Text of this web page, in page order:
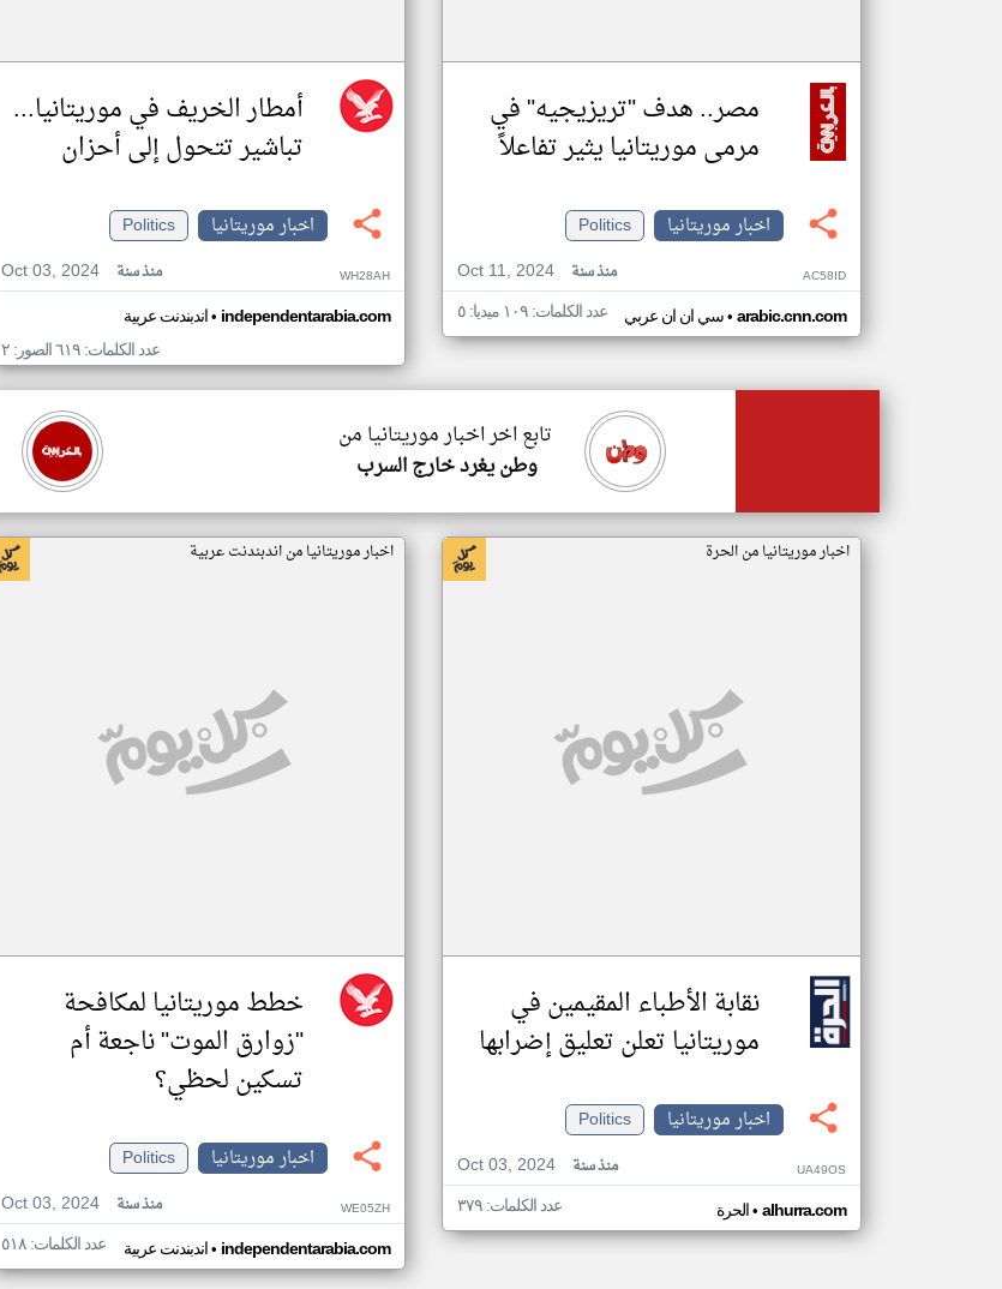
مصر.. هدف "تريزيجيه" في
مرمى موريتانيا يثير تفاعلاً
اخبار موريتانيا
Politics
Oct 11, 2024
منذ سنة AC58ID
سي ان ان عربي• arabic.cnn.com عدد الكلمات: ١٠٩ ميديا: ٥
أمطار الخريف في موريتانيا...
تباشير تتحول إلى أحزان
اخبار موريتانيا
Politics
Oct 03, 2024
منذ سنة WH28AH
اندبندنت عربية• independentarabia.com
عدد الكلمات: ٦١٩ الصور: ٢
تابع اخر اخبار موريتانيا من
وطن يغرد خارج السرب
اخبار موريتانيا من الحرة
نقابة الأطباء المقيمين في
موريتانيا تعلن تعليق إضرابها
اخبار موريتانيا
Politics
Oct 03, 2024
منذ سنة UA49OS
الحرة• alhurra.com عدد الكلمات: ٣٧٩
اخبار موريتانيا من اندبندنت عربية
خطط موريتانيا لمكافحة
"زوارق الموت" ناجعة أم
تسكين لحظي؟
اخبار موريتانيا
Politics
Oct 03, 2024
منذ سنة WE05ZH
اندبندنت عربية• independentarabia.com عدد الكلمات: ٥١٨